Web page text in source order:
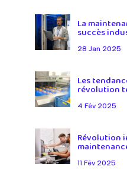
La
succès
28 Jan 2025
Les
révolution
4 Fév 2025
Révolution
11 Fév 2025